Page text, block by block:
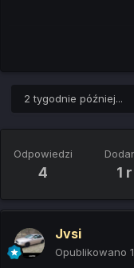
2 tygodnie później...
Odpowiedzi
4 1 r
Jvsi
Opublikowano